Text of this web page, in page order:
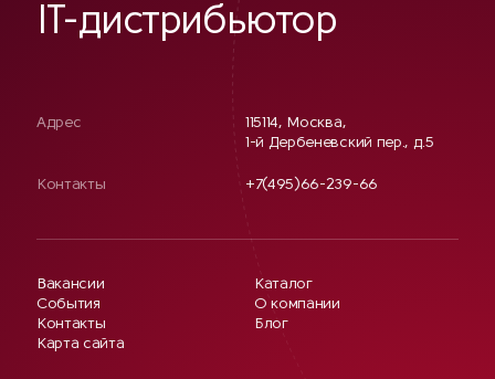
IT-дистрибьютор
Адрес
115114, Москва,
1-й Дербеневский пер., д.5
Контакты +7(495)66-239-66
Вакансии
События
Контакты
Карта сайта
Каталог
О компании
Блог